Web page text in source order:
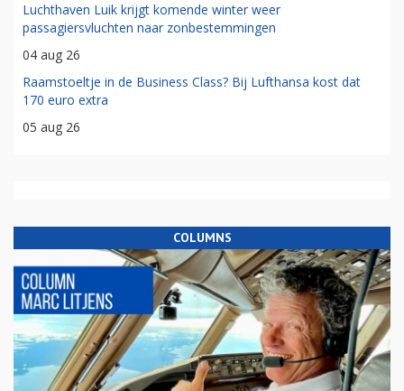
Luchthaven Luik krijgt komende winter weer
passagiersvluchten naar zonbestemmingen
04 aug 26
Raamstoeltje in de Business Class? Bij Lufthansa kost dat
170 euro extra
05 aug 26
COLUMNS